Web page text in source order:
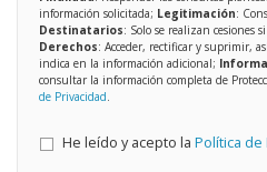
información solicitada; Legitimación:
Destinatarios: Solo se realizan cesiones
Derechos: Acceder, rectificar y suprimir,
indica en la información adicional;
consultar la información completa de
de Privacidad.
He leído y acepto la Política de